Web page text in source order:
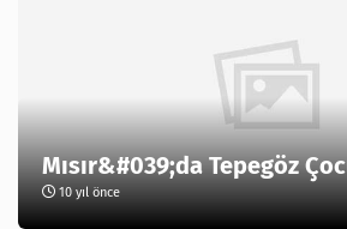
Mısır&#039;da Tepegöz
10 yıl önce